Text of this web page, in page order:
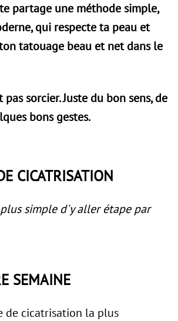
partage une méthode simple,
qui respecte ta peau et
tatouage beau et net dans le
pas sorcier. Juste du bon sens, de
bons gestes.
CICATRISATION
simple d'y aller étape par
SEMAINE
de cicatrisation la plus